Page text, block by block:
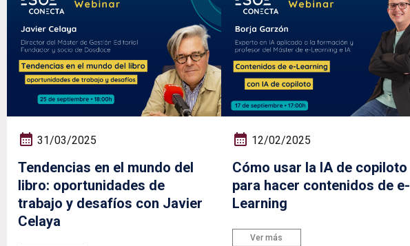
31/03/2025
Tendencias en el mundo del
libro: oportunidades de
trabajo y desafíos con Javier
Celaya
12/02/2025
Cómo usar la IA de copiloto
para hacer contenidos de e-
Learning
Ver más